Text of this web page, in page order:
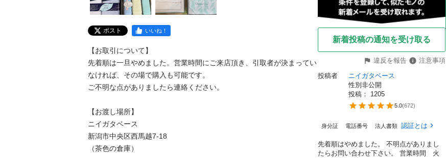
ポスト いいね！
【お取引について】
先着順は一旦やめました。営業時間にご来店頂き、引取者が決まってい
なければ、その場で購入も可能です。
ご不明な点がありましたら連絡ください。
【お渡し場所】
ニイガタベース
新潟市中央区西馬越7-18
（茶色の倉庫）
新着投稿の通知を受け取る
違反を報告
注意事項
投稿者
ニイガタベース
性別非公開
投稿： 1205
5.0(672)
身分証 電話番号 法人書類 認証とは
先着順はやめました。 不明点がありまし
たらお問い合わせ下さい。 営業時間 火